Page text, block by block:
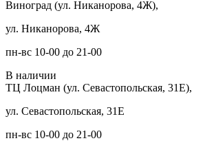
Виноград (ул. Никанорова, 4Ж),
ул. Никанорова, 4Ж
пн-вс 10-00 до 21-00
В наличии
ТЦ Лоцман (ул. Севастопольская, 31Е),
ул. Севастопольская, 31Е
пн-вс 10-00 до 21-00